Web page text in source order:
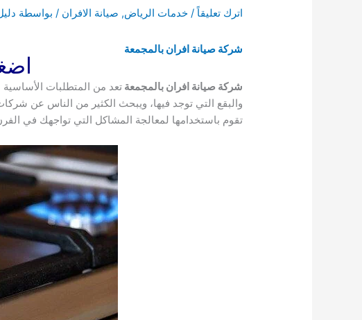
اترك تعليقاً /خدمات الرياض, صيانة الافران / بواسطة
شركة صيانة افران بالمجمعة
اضغط
شركة صيانة افران بالمجمعةتعد من المتطلبات
والبقع التي توجد فيها، ويبحث الكثير من الناس عن
تقوم باستخدامها لمعالجة المشاكل التي تواجهك في